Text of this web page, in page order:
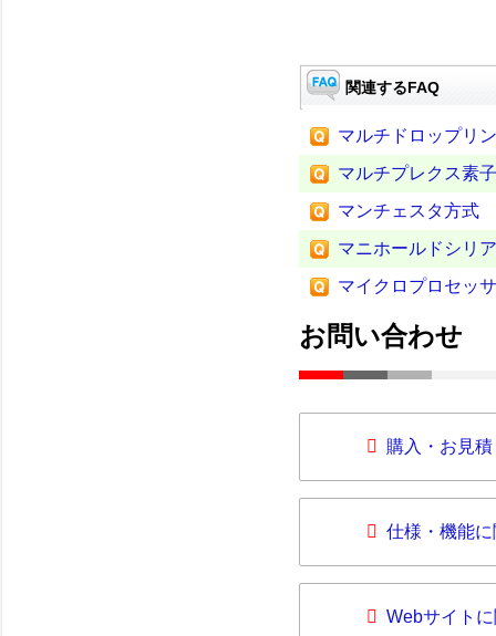
関連するFAQ
マルチドロップリ
マルチプレクス素子
マンチェスタ方式
マニホールドシリ
マイクロプロセッサ
お問い合わせ
購入・お見
仕様・機能
Webサイト